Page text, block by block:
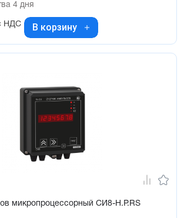
4 дня
НДС В корзину
микропроцессорный СИ8-Н.Р.RS